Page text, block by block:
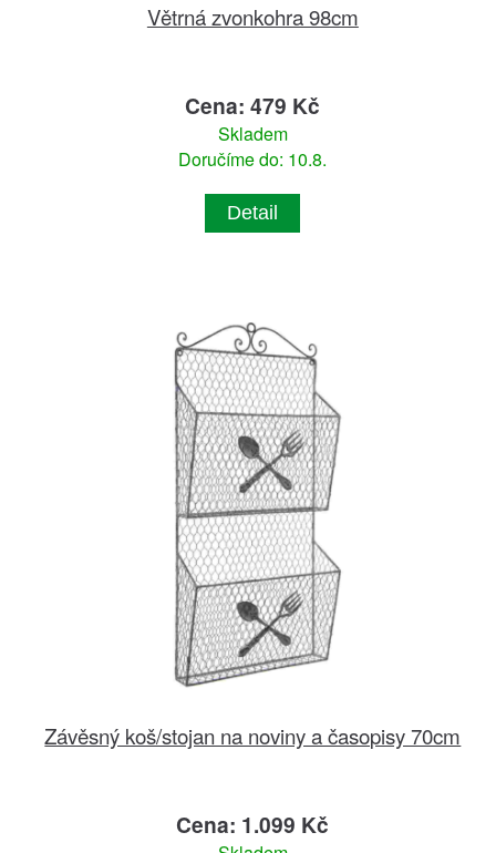
Větrná zvonkohra 98cm
Cena: 479 Kč
Skladem
Doručíme do: 10.8.
Detail
Závěsný koš/stojan na noviny a časopisy 70cm
Cena: 1.099 Kč